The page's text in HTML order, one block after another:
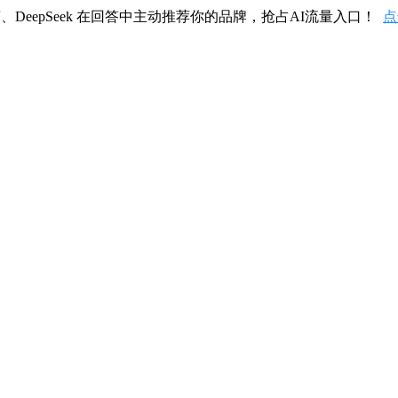
DeepSeek 在回答中主动推荐你的品牌，抢占AI流量入口！